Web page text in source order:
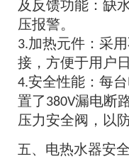
及反馈功能 ： 缺
压报警。
3.加热元件 ： 采
接 ， 方便于用户
4.安全性能 ： 每
置了 380V漏电断
压力安全阀 ， 以
五、 电热水器安